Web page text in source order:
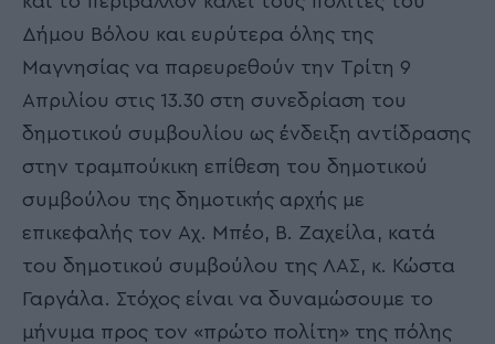
Δήμου Βόλου και ευρύτερα όλης της
Μαγνησίας να παρευρεθούν την Τρίτη 9
Απριλίου στις 13.30 στη συνεδρίαση του
δημοτικού συμβουλίου ως ένδειξη αντίδρασης
στην τραμπούκικη επίθεση του δημοτικού
συμβούλου της δημοτικής αρχής με
επικεφαλής τον Αχ. Μπέο, Β. Ζαχείλα, κατά
του δημοτικού συμβούλου της ΛΑΣ, κ. Κώστα
Γαργάλα. Στόχος είναι να δυναμώσουμε το
μήνυμα προς τον «πρώτο πολίτη» της πόλης